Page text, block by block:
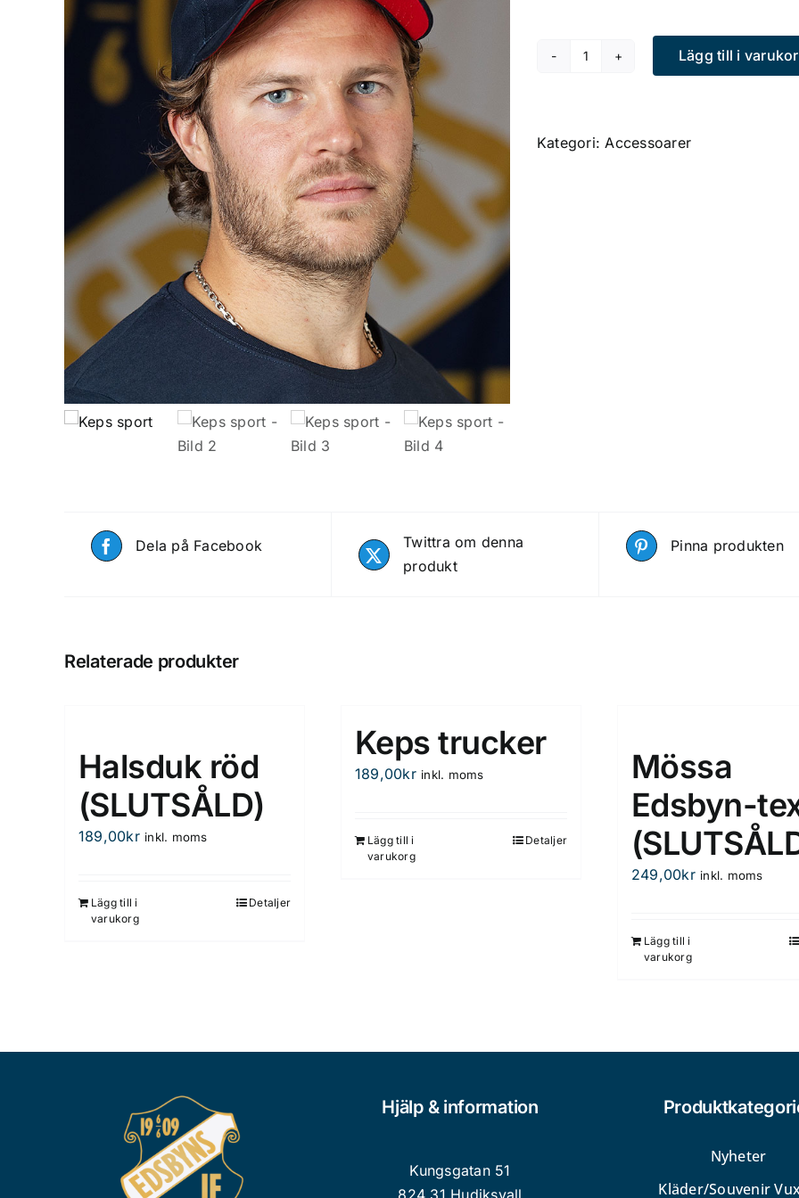
Keps
Lägg till i
Kategori: Accessoarer
Dela på Facebook
Twittra om denna
produkt
Pinna produkten
Relaterade produkter
Halsduk röd
(SLUTSÅLD)
189,00kr inkl. moms
Lägg till i
varukorg
Detaljer
Keps trucker
189,00kr inkl. moms
Lägg till i
varukorg
Detaljer
Mössa
Edsbyn-
249,00kr inkl. moms
Lägg till i
varukorg
Hjälp & information
Kungsgatan 51
Nyheter
Kläder/Souvenir